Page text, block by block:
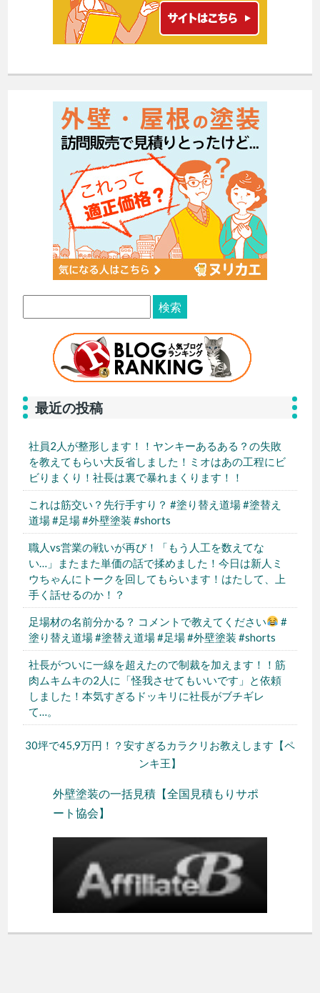
最近の投稿
社員2人が整形します！！ヤンキーあるある？の失敗
を教えてもらい大反省しました！ミオはあの工程にビ
ビりまくり！社長は裏で暴れまくります！！
これは筋交い？先行手すり？ #塗り替え道場 #塗替え
道場 #足場 #外壁塗装 #shorts
職人vs営業の戦いが再び！「もう人工を数えてな
い…」またまた単価の話で揉めました！今日は新人ミ
ウちゃんにトークを回してもらいます！はたして、上
手く話せるのか！？
足場材の名前分かる？ コメントで教えてください
#
塗り替え道場 #塗替え道場 #足場 #外壁塗装 #shorts
社長がついに一線を超えたので制裁を加えます！！筋
肉ムキムキの2人に「怪我させてもいいです」と依頼
しました！本気すぎるドッキリに社長がブチギレ
て…。
30坪で45,9万円！？安すぎるカラクリお教えします【ペ
ンキ王】
外壁塗装の一括見積【全国見積もりサポ
ート協会】